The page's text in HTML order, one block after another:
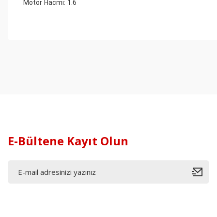
Motor Hacmi: 1.6
E-Bültene Kayıt Olun